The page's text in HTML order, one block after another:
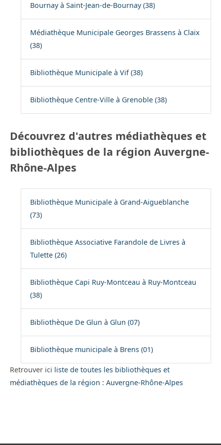
Bournay à Saint-Jean-de-Bournay (38)
Médiathèque Municipale Georges Brassens à Claix
(38)
Bibliothèque Municipale à Vif (38)
Bibliothèque Centre-Ville à Grenoble (38)
Découvrez d'autres médiathèques et
bibliothèques de la région Auvergne-
Rhône-Alpes
Bibliothèque Municipale à Grand-Aigueblanche
(73)
Bibliothèque Associative Farandole de Livres à
Tulette (26)
Bibliothèque Capi Ruy-Montceau à Ruy-Montceau
(38)
Bibliothèque De Glun à Glun (07)
Bibliothèque municipale à Brens (01)
Retrouver ici liste de toutes les bibliothèques et
médiathèques de la région : Auvergne-Rhône-Alpes